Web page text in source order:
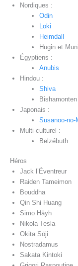
Nordiques :
Odin
Loki
Heimdall
Hugin et
Égyptiens :
Anubis
Hindou :
Shiva
Bishamonten
Japonais :
Susanoo-no-
Multi-culturel :
Belzébuth
Héros
Jack l’Éventreur
Raiden Tameimon
Bouddha
Qin Shi Huang
Simo Häyh
Nikola Tesla
Okita Sōji
Nostradamus
Sakata Kintoki